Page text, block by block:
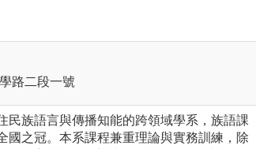
路二段一號
民族語言與傳播知能的跨領域學系，族語課
國之冠。本系課程兼重理論與實務訓練，除